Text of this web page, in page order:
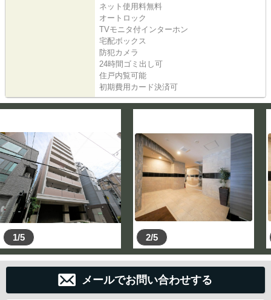
ネット使用料無料
オートロック
TVモニタ付インターホン
宅配ボックス
防犯カメラ
24時間ゴミ出し可
住戸内覧可能
初期費用カード決済可
1/5 2/5
メールでお問い合わせする